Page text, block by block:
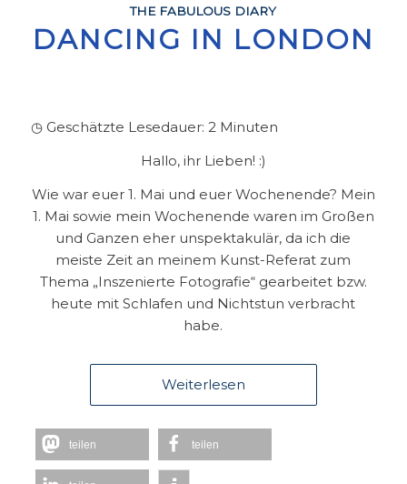
THE FABULOUS DIARY
DANCING IN LONDON
◷ Geschätzte Lesedauer: 2 Minuten
Hallo, ihr Lieben! :)
Wie war euer 1. Mai und euer Wochenende? Mein
1. Mai sowie mein Wochenende waren im Großen
und Ganzen eher unspektakulär, da ich die
meiste Zeit an meinem Kunst-Referat zum
Thema „Inszenierte Fotografie“ gearbeitet bzw.
heute mit Schlafen und Nichtstun verbracht
habe.
Weiterlesen
teilen teilen